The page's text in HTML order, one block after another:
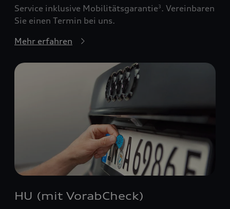
Service inklusive Mobilitätsgarantie3 . Vereinbaren
Sie einen Termin bei uns.
Mehr erfahren
HU (mit VorabCheck)